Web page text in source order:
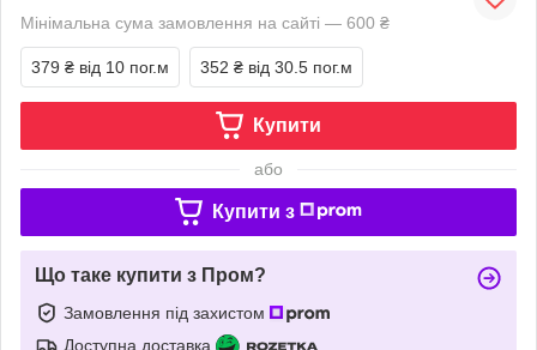
Мінімальна сума замовлення на сайті — 600 ₴
379 ₴ від 10 пог.м 352 ₴ від 30.5 пог.м
Купити
або
Купити з
Що таке купити з Пром?
Замовлення під захистом
Доступна доставка